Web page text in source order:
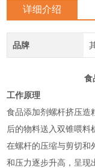
详细介绍
品牌
食
工作原理
食品添加剂螺杆挤压造
后的物料送入双锥喂
在螺杆的压缩与剪切和
和压力逐步升高，呈现